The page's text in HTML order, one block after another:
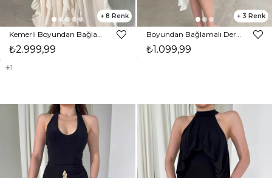
8
₺2.999,99
1
3
Boyundan Bağlamalı Derin Yaka Asimetrik Detaylı Aksesuarlı Beyaz Randy Kadın Elbise 26Y196
₺1.099,99